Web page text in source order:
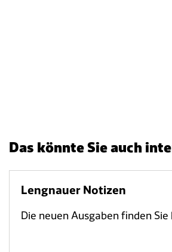
Das könnte Sie auch
Lengnauer Notizen
Die neuen Ausgaben finden Sie